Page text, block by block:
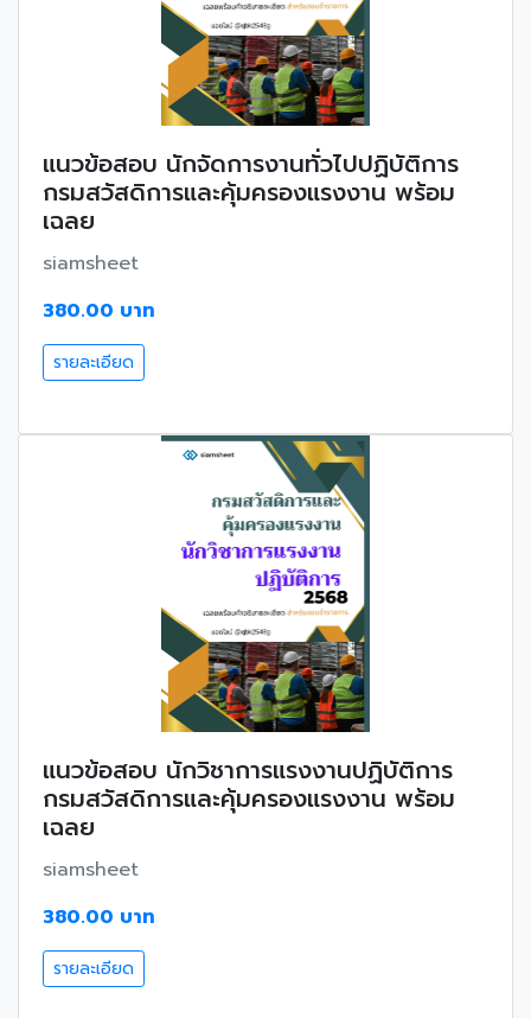
แนวข้อสอบ นักจัดการงานทั่วไปปฏิบัติการ
กรมสวัสดิการและคุ้มครองแรงงาน พร้อม
เฉลย
siamsheet
380.00 บาท
รายละเอียด
แนวข้อสอบ นักวิชาการแรงงานปฏิบัติการ
กรมสวัสดิการและคุ้มครองแรงงาน พร้อม
เฉลย
siamsheet
380.00 บาท
รายละเอียด